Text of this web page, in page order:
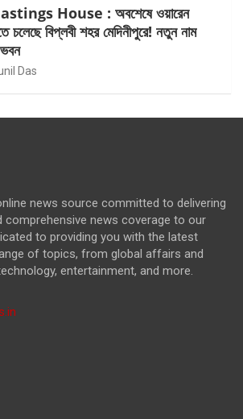
House : অবশেষে ওয়ারেন
চলেছে বিপ্লবী শহর মেদিনীপুরে! নতুন নাম
ভবন
Das
news source committed to delivering
comprehensive news coverage to our
to providing you with the latest
of topics, from global affairs and
entertainment, and more.